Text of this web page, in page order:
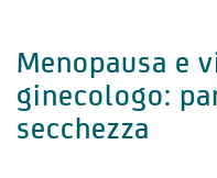
Menopausa e
ginecologo:
secchezza